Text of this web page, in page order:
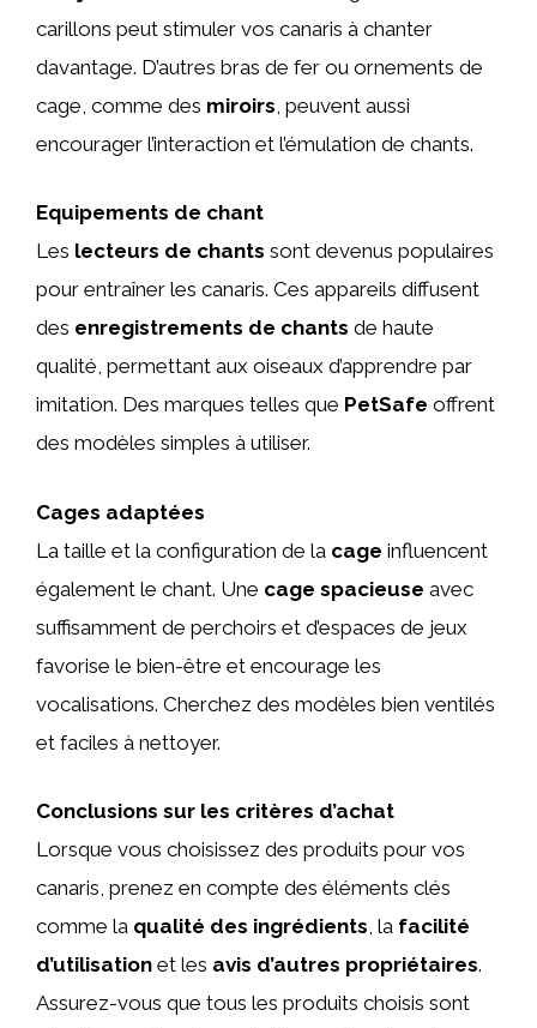
carillons peut stimuler vos canaris à chanter
davantage. D’autres bras de fer ou ornements de
cage, comme des miroirs , peuvent aussi
encourager l’interaction et l’émulation de chants.
Equipements de chant
Les lecteurs de chants sont devenus populaires
pour entraîner les canaris. Ces appareils diffusent
des enregistrements de chants de haute
qualité, permettant aux oiseaux d’apprendre par
imitation. Des marques telles que PetSafe offrent
des modèles simples à utiliser.
Cages adaptées
La taille et la configuration de la cage influencent
également le chant. Une cage spacieuse avec
suffisamment de perchoirs et d’espaces de jeux
favorise le bien-être et encourage les
vocalisations. Cherchez des modèles bien ventilés
et faciles à nettoyer.
Conclusions sur les critères d’achat
Lorsque vous choisissez des produits pour vos
canaris, prenez en compte des éléments clés
comme la qualité des ingrédients, la facilité
d’utilisation et les avis d’autres propriétaires.
Assurez-vous que tous les produits choisis sont